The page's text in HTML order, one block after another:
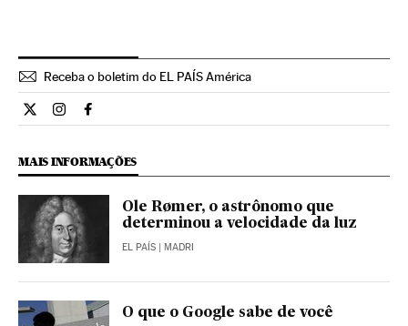
Receba o boletim do EL PAÍS América
Internacional El País Brasil en Twitter
Internacional El País Brasil en Instagram
Internacional El País Brasil en Facebook
MAIS INFORMAÇÕES
Ole Rømer, o astrônomo que
determinou a velocidade da luz
EL PAÍS | MADRI
O que o Google sabe de você